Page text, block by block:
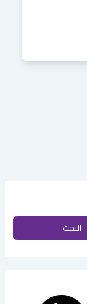
البحث